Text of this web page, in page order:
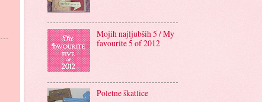
Mojih najljubših 5 / My
favourite 5 of 2012
Poletne škatlice